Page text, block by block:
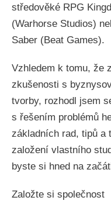
středověké RPG
(Warhorse Studios)
Saber (Beat Games).
Vzhledem k tomu, že
zkušenosti s
tvorby, rozhodl jsem
s řešením problémů
základních rad, tipů a
založení vlastního
byste si hned na
Založte si společnost